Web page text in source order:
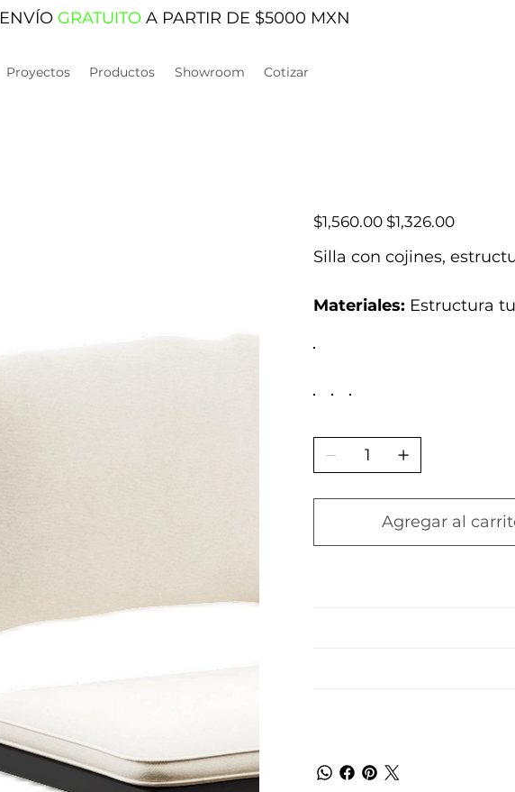
ENVÍO GRATUITOA PARTIR DE $5000 MXN
Proyectos Productos Showroom Cotizar
Precio
original
$1,560.00 Precio
de
$1,326.00
Silla con cojines,
Materiales: Estructura
Agregar al